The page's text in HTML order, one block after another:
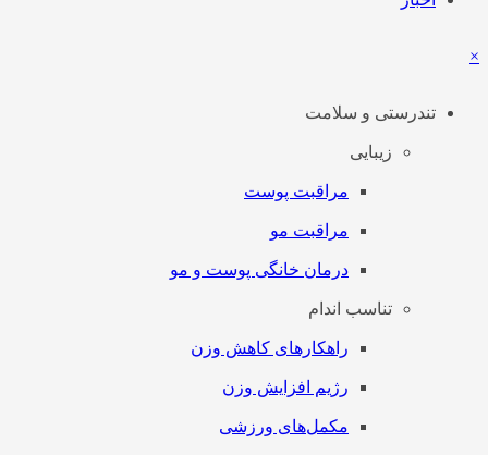
×
تندرستی و سلامت
زیبایی
مراقبت پوست
مراقبت مو
درمان خانگی پوست و مو
تناسب اندام
راهکارهای کاهش وزن
رژیم افزایش وزن
مکمل‌های ورزشی